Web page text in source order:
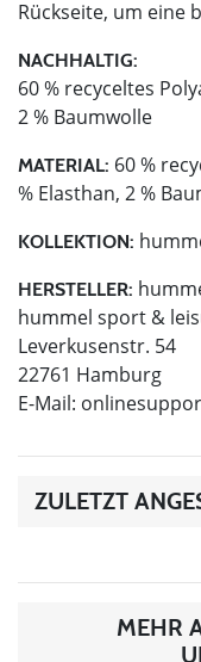
Rückseite, um eine
NACHHALTIG:
60 % recyceltes
2 % Baumwolle
MATERIAL: 60 %
% Elasthan, 2 %
KOLLEKTION:
HERSTELLER:
hummel sport &
Leverkusenstr. 54
22761 Hamburg
E-Mail:
ZULETZT
MEHR